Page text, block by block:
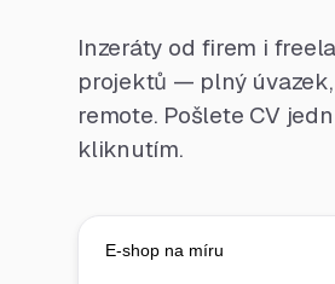
Inzeráty od firem i
projektů — plný
remote. Pošlete CV
kliknutím.